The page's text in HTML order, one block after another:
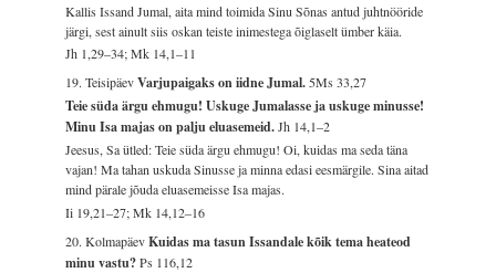
Kallis Issand Jumal, aita mind toimida Sinu Sõnas antud juhtnööride
järgi, sest ainult siis oskan teiste inimestega õiglaselt ümber käia.
Jh 1,29–34; Mk 14,1–11
19. TeisipäevVarjupaigaks on iidne Jumal.5Ms 33,27
Teie süda ärgu ehmugu! Uskuge Jumalasse ja uskuge minusse!
Minu Isa majas on palju eluasemeid.Jh 14,1–2
Jeesus, Sa ütled: Teie süda ärgu ehmugu! Oi, kuidas ma seda täna
vajan! Ma tahan uskuda Sinusse ja minna edasi eesmärgile. Sina aitad
mind pärale jõuda eluasemeisse Isa majas.
Ii 19,21–27; Mk 14,12–16
20. KolmapäevKuidas ma tasun Issandale kõik tema heateod
minu vastu?Ps 116,12